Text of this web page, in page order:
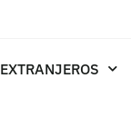
EXTRANJEROS